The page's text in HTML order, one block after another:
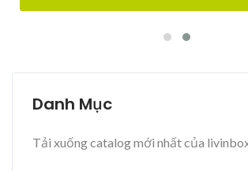
Danh Mục
Tải xuống catalog mới nhất của